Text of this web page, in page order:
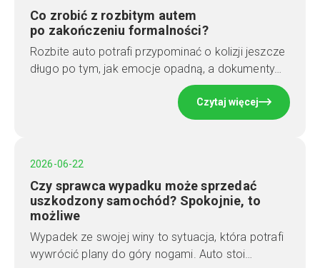
Co zrobić z rozbitym autem
po zakończeniu formalności?
Rozbite auto potrafi przypominać o kolizji jeszcze
długo po tym, jak emocje opadną, a dokumenty…
Czytaj więcej
2026-06-22
Czy sprawca wypadku może sprzedać
uszkodzony samochód? Spokojnie, to
możliwe
Wypadek ze swojej winy to sytuacja, która potrafi
wywrócić plany do góry nogami. Auto stoi…